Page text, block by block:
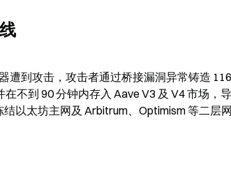
遭到攻击，攻击者通过桥接漏洞异常铸造
不到 90 分钟内存入 Aave V3 及 V4 市场，
以太坊主网及 Arbitrum、Optimism 等二层